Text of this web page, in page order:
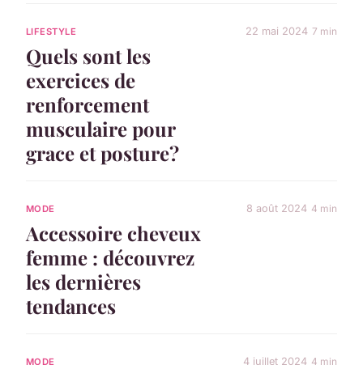
LIFESTYLE
Quels sont les
exercices de
renforcement
musculaire pour
grace et posture?
22 mai 2024 7 min
MODE
Accessoire cheveux
femme : découvrez
les dernières
tendances
8 août 2024 4 min
MODE 4 juillet 2024 4 min